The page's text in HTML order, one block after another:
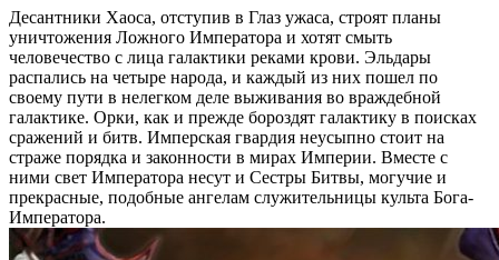
Десантники Хаоса, отступив в Глаз ужаса, строят планы
уничтожения Ложного Императора и хотят смыть
человечество с лица галактики реками крови. Эльдары
распались на четыре народа, и каждый из них пошел по
своему пути в нелегком деле выживания во враждебной
галактике. Орки, как и прежде бороздят галактику в поисках
сражений и битв. Имперская гвардия неусыпно стоит на
страже порядка и законности в мирах Империи. Вместе с
ними свет Императора несут и Сестры Битвы, могучие и
прекрасные, подобные ангелам служительницы культа Бога-
Императора.